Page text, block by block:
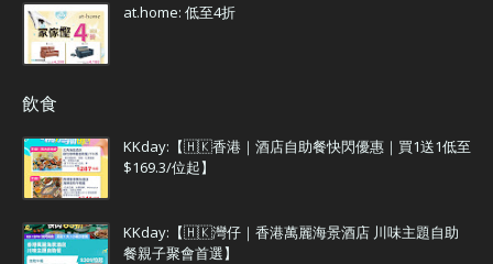
at.home: 低至4折
飲食
KKday:【🇭🇰香港｜酒店自助餐快閃優惠｜買1送1低至
$169.3/位起】
KKday:【🇭🇰灣仔｜香港萬麗海景酒店 川味主題自助
餐親子聚會首選】